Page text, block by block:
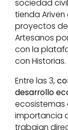
sociedad
tienda
proyectos
Artesanos
con la
con Historias.
Entre las 3,
desarrollo
ecosistemas
importancia
trabajan